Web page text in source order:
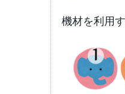
機材を利用